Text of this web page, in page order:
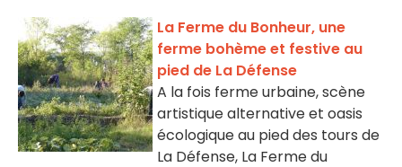
La Ferme du Bonheur, une
ferme bohème et festive au
pied de La Défense
A la fois ferme urbaine, scène
artistique alternative et oasis
écologique au pied des tours de
La Défense, La Ferme du